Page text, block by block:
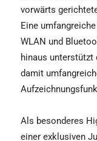
vorwärts
Eine
WLAN und
hinaus unterstützt
damit
Als besonderes
einer exklusiven